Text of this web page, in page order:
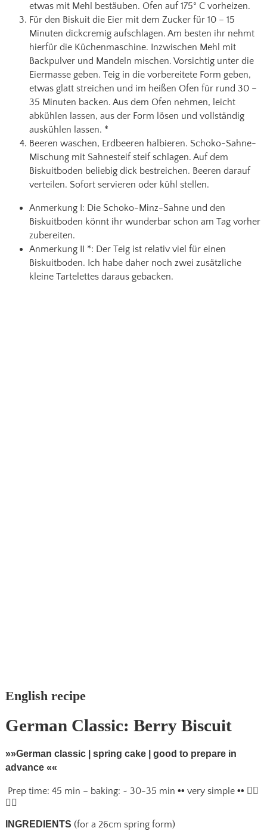
etwas mit Mehl bestäuben. Ofen auf 175° C vorheizen.
Für den Biskuit die Eier mit dem Zucker für 10 – 15
Minuten dickcremig aufschlagen. Am besten ihr nehmt
hierfür die Küchenmaschine. Inzwischen Mehl mit
Backpulver und Mandeln mischen. Vorsichtig unter die
Eiermasse geben. Teig in die vorbereitete Form geben,
etwas glatt streichen und im heißen Ofen für rund 30 –
35 Minuten backen. Aus dem Ofen nehmen, leicht
abkühlen lassen, aus der Form lösen und vollständig
auskühlen lassen. *
Beeren waschen, Erdbeeren halbieren. Schoko-Sahne-
Mischung mit Sahnesteif steif schlagen. Auf dem
Biskuitboden beliebig dick bestreichen. Beeren darauf
verteilen. Sofort servieren oder kühl stellen.
Anmerkung I: Die Schoko-Minz-Sahne und den
Biskuitboden könnt ihr wunderbar schon am Tag vorher
zubereiten.
Anmerkung II *: Der Teig ist relativ viel für einen
Biskuitboden. Ich habe daher noch zwei zusätzliche
kleine Tartelettes daraus gebacken.
English recipe
German Classic: Berry Biscuit
»»German classic | spring cake | good to prepare in
advance ««
Prep time: 45 min – baking: ~ 30-35 min •• very simple ••
INGREDIENTS (for a 26cm spring form)